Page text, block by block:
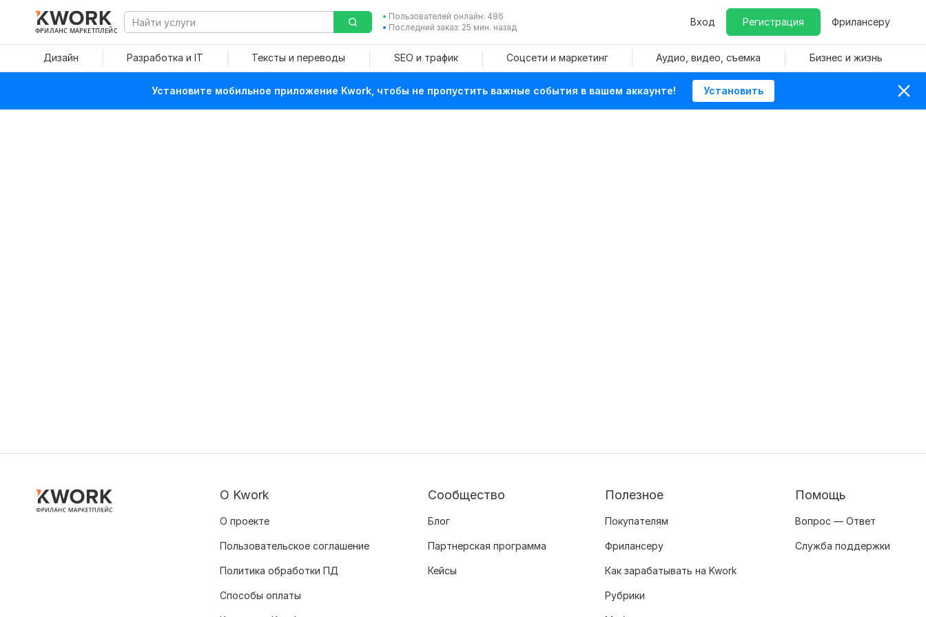
ФРИЛАНС МАРКЕТПЛЕЙС
Пользователей онлайн: 486
Последний заказ: 25 мин. назад
Вход Регистрация Фрилансеру
Дизайн Разработка и IT Тексты и переводы SEO и трафик Соцсети и маркетинг Аудио, видео, съемка Бизнес и жизнь
Установите мобильное приложение Kwork, чтобы не пропустить важные события в вашем аккаунте! Установить
О Kwork
О проекте
Пользовательское соглашение
Политика обработки ПД
Способы оплаты
Сообщество
Блог
Партнерская программа
Кейсы
Полезное
Покупателям
Фрилансеру
Как зарабатывать на Kwork
Рубрики
Помощь
Вопрос — Ответ
Служба поддержки